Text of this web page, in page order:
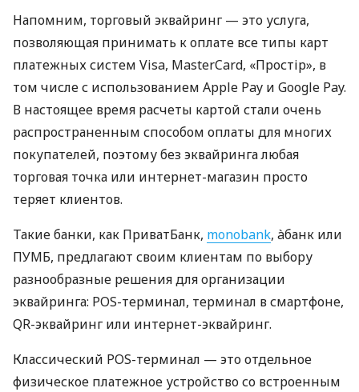
Напомним, торговый эквайринг — это услуга,
позволяющая принимать к оплате все типы карт
платежных систем Visa, MasterCard, «Простір», в
том числе с использованием Apple Pay и Google Pay.
В настоящее время расчеты картой стали очень
распространенным способом оплаты для многих
покупателей, поэтому без эквайринга любая
торговая точка или интернет-магазин просто
теряет клиентов.
Такие банки, как ПриватБанк, monobank, àбанк или
ПУМБ, предлагают своим клиентам по выбору
разнообразные решения для организации
эквайринга: POS-терминал, терминал в смартфоне,
QR-эквайринг или интернет-эквайринг.
Классический POS-терминал — это отдельное
физическое платежное устройство со встроенным